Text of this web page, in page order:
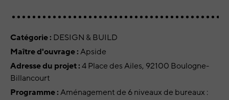
Catégorie : DESIGN & BUILD
Maître d'ouvrage :Apside
Adresse du projet :4 Place des Ailes, 92100 Boulogne-
Billancourt
Programme :Aménagement de 6 niveaux de bureaux :